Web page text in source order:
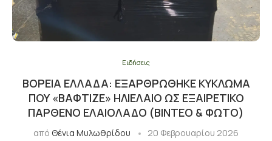
Ειδήσεις
ΒΌΡΕΙΑ ΕΛΛΆΔΑ: ΕΞΑΡΘΡΏΘΗΚΕ ΚΎΚΛΩΜΑ
ΠΟΥ «ΒΆΦΤΙΖΕ» ΗΛΙΈΛΑΙΟ ΩΣ ΕΞΑΙΡΕΤΙΚΌ
ΠΑΡΘΈΝΟ ΕΛΑΙΌΛΑΔΟ (ΒΙΝΤΕΟ & ΦΩΤΟ)
από Θένια Μυλωθρίδου 20 Φεβρουαρίου 2026